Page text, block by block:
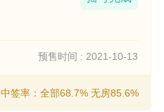
预售时间 : 2021-10-13
中签率：全部68.7% 无房85.6%